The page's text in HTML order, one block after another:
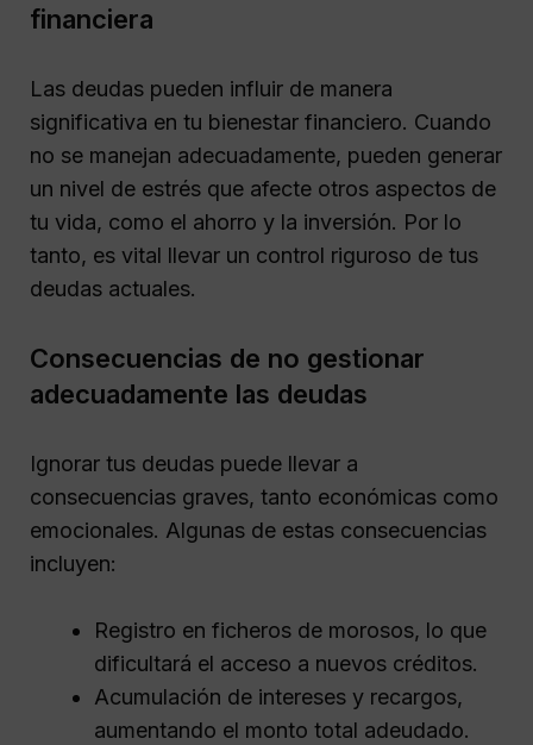
financiera
Las deudas pueden influir de manera
significativa en tu bienestar financiero. Cuando
no se manejan adecuadamente, pueden generar
un nivel de estrés que afecte otros aspectos de
tu vida, como el ahorro y la inversión. Por lo
tanto, es vital llevar un control riguroso de tus
deudas actuales.
Consecuencias de no gestionar
adecuadamente las deudas
Ignorar tus deudas puede llevar a
consecuencias graves, tanto económicas como
emocionales. Algunas de estas consecuencias
incluyen:
Registro en ficheros de morosos, lo que
dificultará el acceso a nuevos créditos.
Acumulación de intereses y recargos,
aumentando el monto total adeudado.